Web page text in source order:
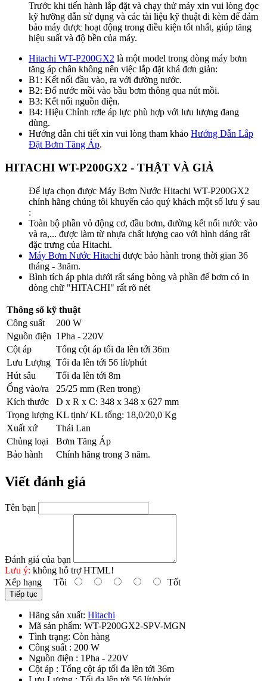
Trước khi tiến hành lắp đặt và chạy thử máy xin vui lòng đọc
kỹ hưỡng dẫn sử dụng và các tài liệu kỹ thuật đi kèm để đảm
bảo máy được hoạt động trong điều kiện tốt nhất, giúp tăng
hiệu suất và độ bền của máy.
Hitachi WT-P200GX2 là một model trong dòng máy bơm
tăng áp chân không nên việc lắp đặt khá đơn giản:
B1: Kết nối đầu vào, ra với đường nước.
B2: Đổ nước mồi vào bầu bơm thông qua nút mồi.
B3: Kết nối nguồn điện.
B4: Hiệu Chỉnh rơle áp lực phù hợp với lưu lượng đang
dùng.
Hướng dẫn chi tiết xin vui lòng tham khảo Hướng Dẫn Lắp
Đặt Bơm Tăng Áp.
HITACHI WT-P200GX2 - THẬT VÀ GIẢ
Để lựa chọn được Máy Bơm Nước Hitachi WT-P200GX2
chính hãng chúng tôi khuyến cáo quý khách một số lưu ý sau
:
Toàn bộ phần vỏ động cơ, đầu bơm, đường kết nối nước vào
và ra,... được làm từ nhựa chất lượng cao với hình dáng rất
đặc trưng của Hitachi.
Máy Bơm Nước Hitachi được bảo hành trong thời gian 36
tháng - 3năm.
Bình tích áp phia dưới rất sáng bòng và phần đế bơm có in
dòng chữ "HITACHI" rất rõ nét
Thông số kỹ thuật
Công suất
200 W
Nguồn điện 1Pha - 220V
Cột áp
Tổng cột áp tối đa lên tới 36m
Lưu Lượng Tối đa lên tới 56 lít/phút
Hút sâu
Tối đa lên tới 8m
Ống vào/ra
25/25 mm (Ren trong)
Kích thước
D x R x C: 348 x 348 x 627 mm
Trọng lượng KL tịnh/ KL tổng: 18,0/20,0 Kg
Xuất xứ
Thái Lan
Chủng loại
Bơm Tăng Áp
Bảo hành
Chính hãng trong 3 năm.
Viết đánh giá
Tên bạn
Đánh giá của bạn
Lưu ý: không hỗ trợ HTML!
Xếp hạng Tồi Tốt
Tiếp tục
Hãng sản xuất: Hitachi
Mã sản phẩm: WT-P200GX2-SPV-MGN
Tình trạng: Còn hàng
Công suất : 200 W
Nguồn điện : 1Pha - 220V
Cột áp : Tổng cột áp tối đa lên tới 36m